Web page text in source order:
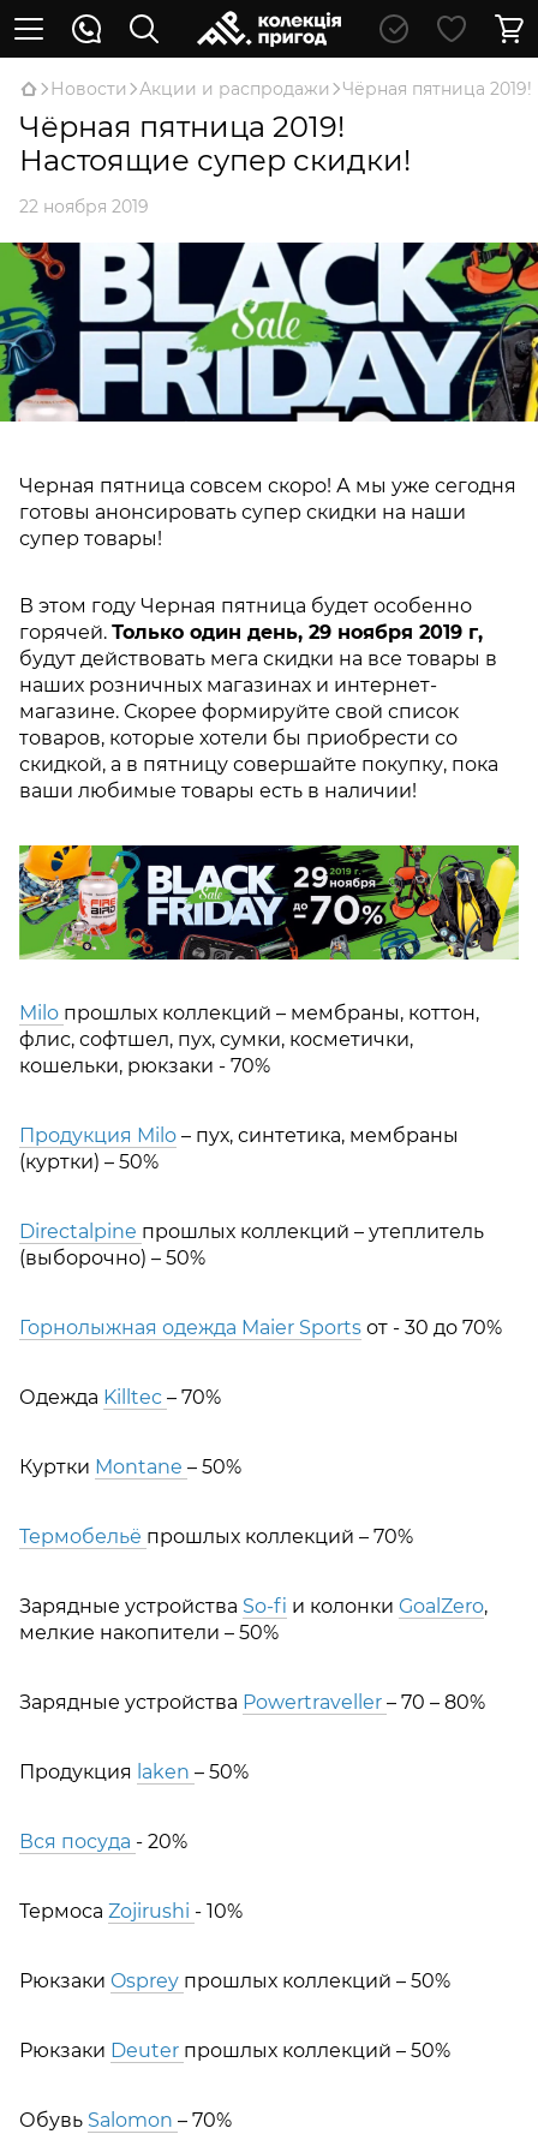
Новости Акции и распродажи Чёрная пятница
Чёрная пятница 2019!
Настоящие супер скидки!
22 ноября 2019
Черная пятница совсем скоро! А мы уже сегодня
готовы анонсировать супер скидки на наши
супер товары!
В этом году Черная пятница будет особенно
горячей. Только один день, 29 ноября 2019 г,
будут действовать мега скидки на все товары в
наших розничных магазинах и интернет-
магазине. Скорее формируйте свой список
товаров, которые хотели бы приобрести со
скидкой, а в пятницу совершайте покупку, пока
ваши любимые товары есть в наличии!
Milo прошлых коллекций – мембраны, коттон,
флис, софтшел, пух, сумки, косметички,
кошельки, рюкзаки - 70%
Продукция Milo – пух, синтетика, мембраны
(куртки) – 50%
Directalpine прошлых коллекций – утеплитель
(выборочно) – 50%
Горнолыжная одежда Maier Sports от - 30 до 70%
Одежда Killtec – 70%
Куртки Montane – 50%
Термобельё прошлых коллекций – 70%
Зарядные устройства So-fi и колонки GoalZero,
мелкие накопители – 50%
Зарядные устройства Powertraveller – 70 – 80%
Продукция laken – 50%
Вся посуда - 20%
Термоса Zojirushi - 10%
Рюкзаки Osprey прошлых коллекций – 50%
Рюкзаки Deuter прошлых коллекций – 50%
Обувь Salomon – 70%